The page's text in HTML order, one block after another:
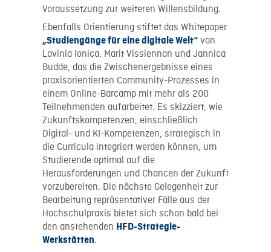
Voraussetzung zur weiteren Willensbildung.
Ebenfalls Orientierung stiftet das Whitepaper
„Studiengänge für eine digitale Welt“ von
Lavinia Ionica, Marit Vissiennon und Jannica
Budde, das die Zwischenergebnisse eines
praxisorientierten Community-Prozesses in
einem Online-Barcamp mit mehr als 200
Teilnehmenden aufarbeitet. Es skizziert, wie
Zukunftskompetenzen, einschließlich
Digital- und KI-Kompetenzen, strategisch in
die Curricula integriert werden können, um
Studierende optimal auf die
Herausforderungen und Chancen der Zukunft
vorzubereiten. Die nächste Gelegenheit zur
Bearbeitung repräsentativer Fälle aus der
Hochschulpraxis bietet sich schon bald bei
den anstehenden HFD-Strategie-
Werkstätten.